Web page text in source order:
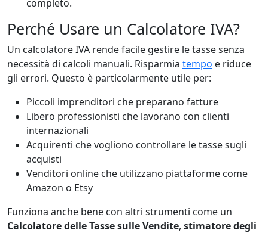
completo.
Perché Usare un Calcolatore IVA?
Un calcolatore IVA rende facile gestire le tasse senza
necessità di calcoli manuali. Risparmia tempo e riduce
gli errori. Questo è particolarmente utile per:
Piccoli imprenditori che preparano fatture
Libero professionisti che lavorano con clienti
internazionali
Acquirenti che vogliono controllare le tasse sugli
acquisti
Venditori online che utilizzano piattaforme come
Amazon o Etsy
Funziona anche bene con altri strumenti come un
Calcolatore delle Tasse sulle Vendite, stimatore degli